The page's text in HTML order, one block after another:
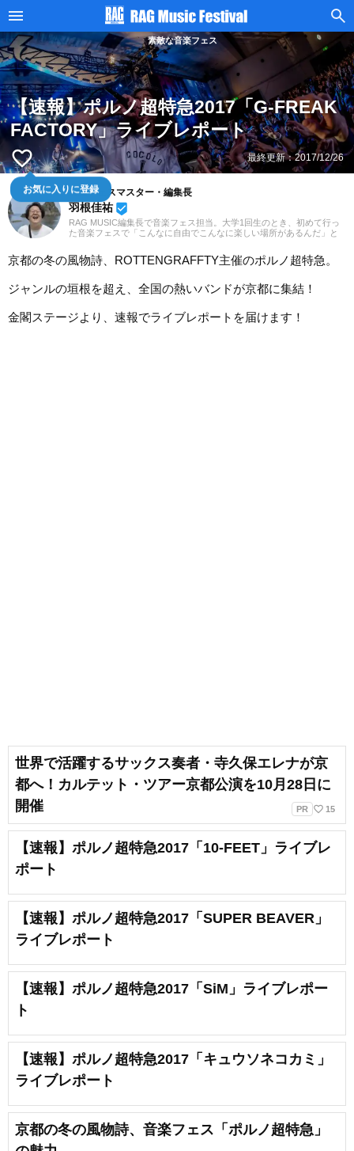
素敵な音楽フェス
【速報】ポルノ超特急2017「G-FREAK
FACTORY」ライブレポート
favorite_border
お気に入りに登録
最終更新：2017/12/26
音楽フェスマスター・編集長
羽根佳祐 beenhere
RAG MUSIC編集長で音楽フェス担当。大学1回生のとき、初めて行っ
た音楽フェスで「こんなに自由でこんなに楽しい場所があるんだ」と
し、音楽フェスファンを増やすべく、日々発信中。
京都の冬の風物詩、ROTTENGRAFFTY主催のポルノ超特急。
ジャンルの垣根を超え、全国の熱いバンドが京都に集結！
金閣ステージより、速報でライブレポートを届けます！
世界で活躍するサックス奏者・寺久保エレナが京
都へ！カルテット・ツアー京都公演を10月28日に
開催
PR favorite_border 15
【速報】ポルノ超特急2017「10-FEET」ライブレ
ポート
【速報】ポルノ超特急2017「SUPER BEAVER」
ライブレポート
【速報】ポルノ超特急2017「SiM」ライブレポー
ト
【速報】ポルノ超特急2017「キュウソネコカミ」
ライブレポート
京都の冬の風物詩、音楽フェス「ポルノ超特急」